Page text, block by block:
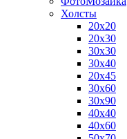
Холсты
20х20
20х30
30х30
30х40
20х45
30х60
30х90
40х40
40х60